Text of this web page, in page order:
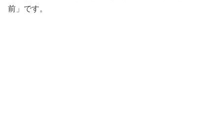
前」です。